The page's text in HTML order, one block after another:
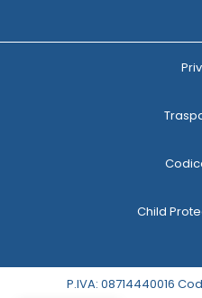
Child
P.IVA: 08714440016